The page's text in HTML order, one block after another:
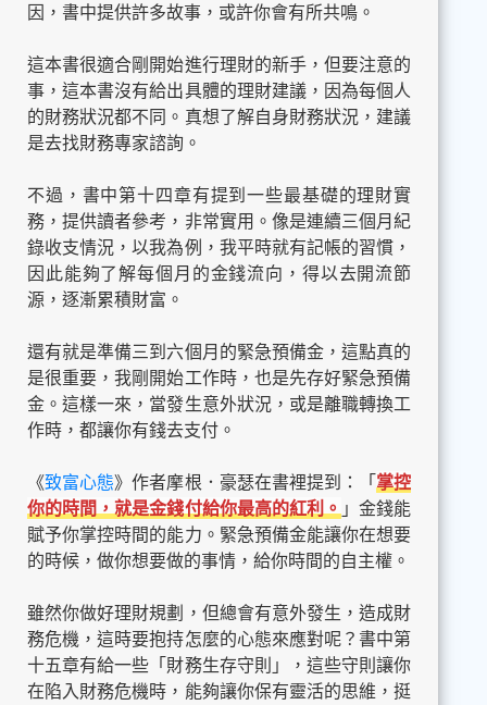
因，書中提供許多故事，或許你會有所共鳴。
這本書很適合剛開始進行理財的新手，但要注意的
事，這本書沒有給出具體的理財建議，因為每個人
的財務狀況都不同。真想了解自身財務狀況，建議
是去找財務專家諮詢。
不過，書中第十四章有提到一些最基礎的理財實
務，提供讀者參考，非常實用。像是連續三個月紀
錄收支情況，以我為例，我平時就有記帳的習慣，
因此能夠了解每個月的金錢流向，得以去開流節
源，逐漸累積財富。
還有就是準備三到六個月的緊急預備金，這點真的
是很重要，我剛開始工作時，也是先存好緊急預備
金。這樣一來，當發生意外狀況，或是離職轉換工
作時，都讓你有錢去支付。
《致富心態》作者摩根．豪瑟在書裡提到：「掌控
你的時間，就是金錢付給你最高的紅利。 」金錢能
賦予你掌控時間的能力。緊急預備金能讓你在想要
的時候，做你想要做的事情，給你時間的自主權。
雖然你做好理財規劃，但總會有意外發生，造成財
務危機，這時要抱持怎麼的心態來應對呢？書中第
十五章有給一些「財務生存守則」，這些守則讓你
在陷入財務危機時，能夠讓你保有靈活的思維，挺